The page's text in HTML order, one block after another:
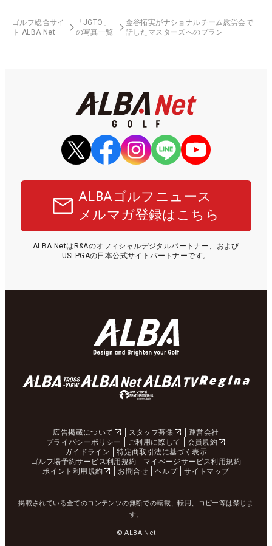
ゴルフ総合サイ
ト ALBA Net
「JGTO」
の写真一覧
金谷拓実がナショナルチーム慰労会で
話したマスターズへのプラン
ALBAゴルフニュース
メルマガ登録はこちら
ALBA NetはR&Aのオフィシャルデジタルパートナー、および
USLPGAの日本公式サイトパートナーです。
広告掲載について スタッフ募集
運営会社
プライバシーポリシー
ご利用に際して
会員規約
ガイドライン
特定商取引法に基づく表示
ゴルフ場予約サービス利用規約
マイページサービス利用規約
ポイント利用規約
お問合せ ヘルプ サイトマップ
掲載されている全てのコンテンツの無断での転載、転用、コピー等は禁じま
す。
© ALBA Net